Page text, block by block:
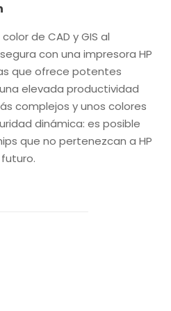
de CAD y GIS al
con una impresora HP
que ofrece potentes
elevada productividad
complejos y unos colores
dinámica: es posible
que no pertenezcan a HP